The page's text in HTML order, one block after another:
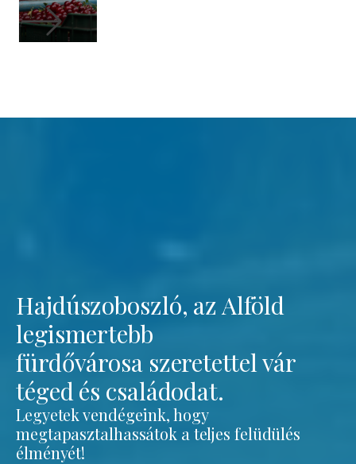
Hajdúszoboszló, az Alföld
legismertebb
fürdővárosa szeretettel vár
téged és családodat.
Legyetek vendégeink, hogy
megtapasztalhassátok a teljes felüdülés
élményét!